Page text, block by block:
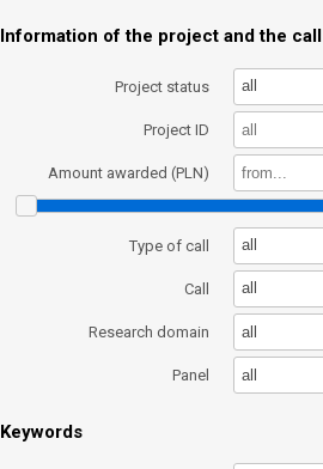
Information of the project and the call
Project status all
Project ID
Amount awarded (PLN)
Type of call all
Call all
Research domain all
Panel all
Keywords